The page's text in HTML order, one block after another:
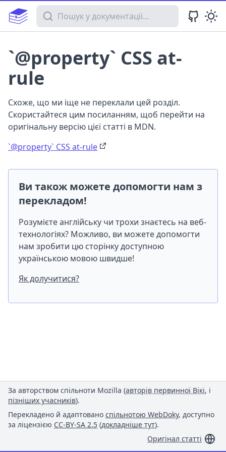
Пошук у документації
`@property` CSS at-
rule
Схоже, що ми іще не переклали цей розділ.
Скористайтеся цим посиланням, щоб перейти на
оригінальну версію цієї статті в MDN.
`@property` CSS at-rule
Ви також можете допомогти нам з
перекладом!
Розумієте англійську чи трохи знаєтесь на веб-
технологіях? Можливо, ви можете допомогти
нам зробити цю сторінку доступною
українською мовою швидше!
Як долучитися?
За авторством спільноти Mozilla (авторів первинної Вікі, і
пізніших учасників).
Перекладено й адаптовано спільнотою WebDoky, доступно
за ліцензією CC-BY-SA 2.5 (докладніше тут).
Оригінал статті